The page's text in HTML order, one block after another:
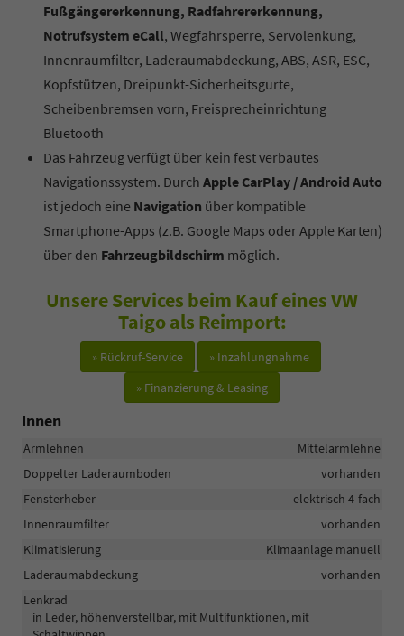
Fußgängererkennung, Radfahrererkennung,
Notrufsystem eCall, Wegfahrsperre, Servolenkung,
Innenraumfilter, Laderaumabdeckung, ABS, ASR, ESC,
Kopfstützen, Dreipunkt-Sicherheitsgurte,
Scheibenbremsen vorn, Freisprecheinrichtung
Bluetooth
Das Fahrzeug verfügt über kein fest verbautes
Navigationssystem. Durch Apple CarPlay / Android Auto
ist jedoch eine Navigation über kompatible
Smartphone-Apps (z.B. Google Maps oder Apple Karten)
über den Fahrzeugbildschirm möglich.
Unsere Services beim Kauf eines VW
Taigo als Reimport:
» Rückruf-Service
» Inzahlungnahme
» Finanzierung & Leasing
Innen
Armlehnen
Mittelarmlehne
Doppelter Laderaumboden
vorhanden
Fensterheber
elektrisch 4-fach
Innenraumfilter
vorhanden
Klimatisierung
Klimaanlage manuell
Laderaumabdeckung
vorhanden
Lenkrad
in Leder, höhenverstellbar, mit Multifunktionen, mit